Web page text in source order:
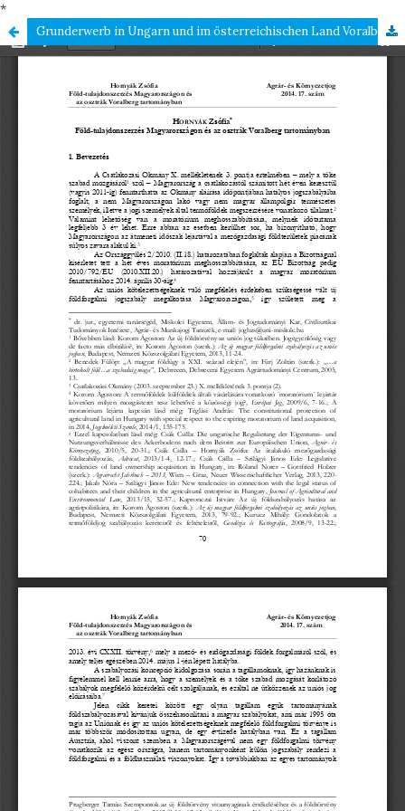
*
Grunderwerb in Ungarn und im österreichischen Land Voralberg